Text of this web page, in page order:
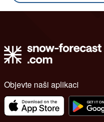
Objevte naši aplikaci